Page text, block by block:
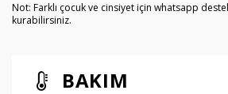
Not: Farklı çocuk ve cinsiyet için whatsapp
kurabilirsiniz.
BAKIM